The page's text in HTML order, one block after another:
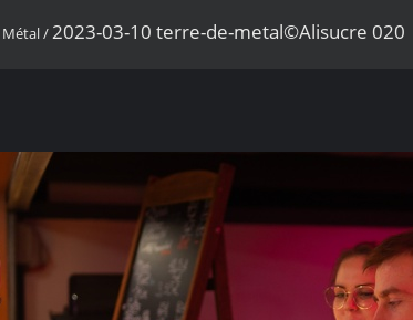
Métal/ 2023-03-10 terre-de-metal©Alisucre 020